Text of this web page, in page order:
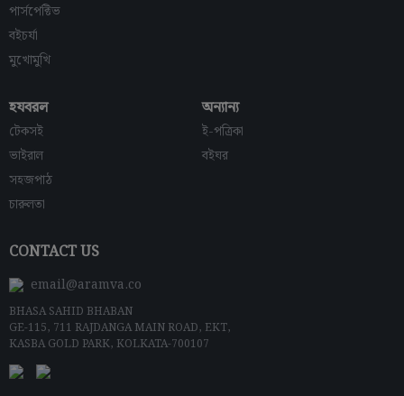
পার্সপেক্টিভ
বইচর্যা
মুখোমুখি
হযবরল
টেকসই
ভাইরাল
সহজপাঠ
চারুলতা
অন্যান্য
ই-পত্রিকা
বইঘর
CONTACT US
email@aramva.co
BHASA SAHID BHABAN
GE-115, 711 RAJDANGA MAIN ROAD, EKT,
KASBA GOLD PARK, KOLKATA-700107